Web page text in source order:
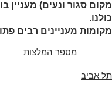
תל אביב
ברמת
הטבע הלאומיים של
מוזיאון אנו –